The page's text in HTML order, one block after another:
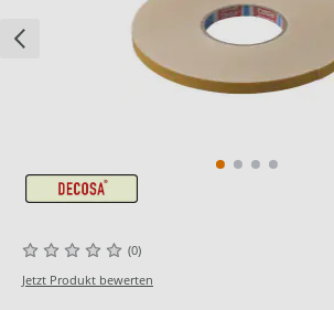
(0)
Jetzt Produkt bewerten